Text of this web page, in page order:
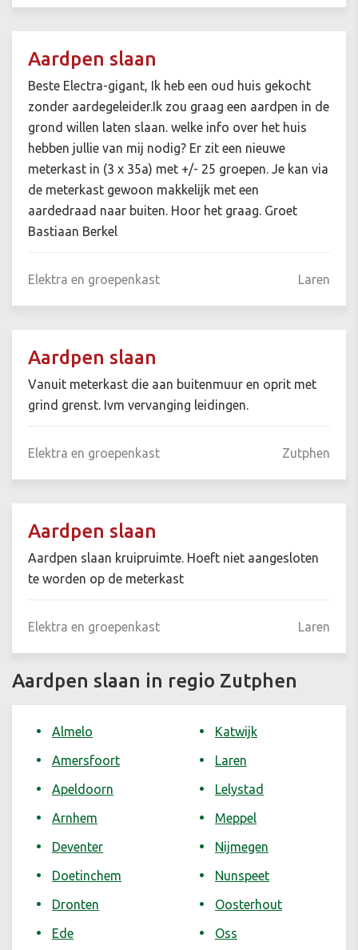
Aardpen slaan
Beste Electra-gigant, Ik heb een oud huis gekocht
zonder aardegeleider.Ik zou graag een aardpen in de
grond willen laten slaan. welke info over het huis
hebben jullie van mij nodig? Er zit een nieuwe
meterkast in (3 x 35a) met +/- 25 groepen. Je kan via
de meterkast gewoon makkelijk met een
aardedraad naar buiten. Hoor het graag. Groet
Bastiaan Berkel
Elektra en groepenkast Laren
Aardpen slaan
Vanuit meterkast die aan buitenmuur en oprit met
grind grenst. Ivm vervanging leidingen.
Elektra en groepenkast Zutphen
Aardpen slaan
Aardpen slaan kruipruimte. Hoeft niet aangesloten
te worden op de meterkast
Elektra en groepenkast Laren
Aardpen slaan in regio Zutphen
Almelo
Amersfoort
Apeldoorn
Arnhem
Deventer
Doetinchem
Dronten
Ede
Katwijk
Laren
Lelystad
Meppel
Nijmegen
Nunspeet
Oosterhout
Oss